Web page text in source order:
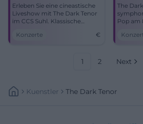
Erleben Sie eine cineastische
Liveshow mit The Dark Tenor
im CCS Suhl. Klassische
Sounds.
Konzerte €
The
Pop am
dieses
1 2 Next
Kuenstler The Dark Tenor